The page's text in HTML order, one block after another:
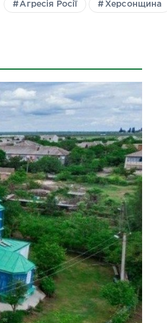
Агресія Росії Херсонщина